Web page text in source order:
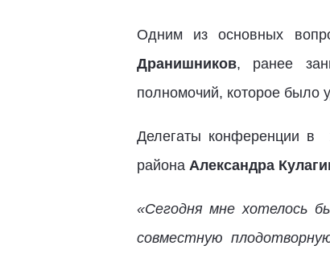
Одним из основных
Дранишников, ранее
полномочий, которое было
Делегаты конференции в
района Александра
«Сегодня мне хотелось
совместную